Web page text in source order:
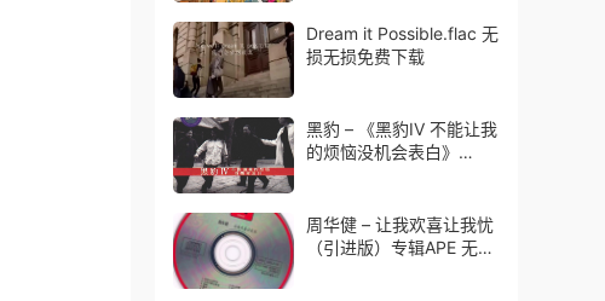
Dream it Possible.flac 无
损无损免费下载
黑豹 – 《黑豹IV 不能让我
的烦恼没机会表白》
周华健 – 让我欢喜让我忧
（引进版）专辑APE 无损